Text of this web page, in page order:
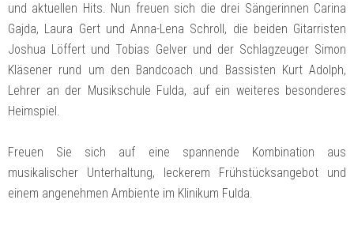
und aktuellen Hits. Nun freuen sich die drei Sängerinnen Carina
Gajda, Laura Gert und Anna-Lena Schroll, die beiden Gitarristen
Joshua Löffert und Tobias Gelver und der Schlagzeuger Simon
Kläsener rund um den Bandcoach und Bassisten Kurt Adolph,
Lehrer an der Musikschule Fulda, auf ein weiteres besonderes
Heimspiel.
Freuen Sie sich auf eine spannende Kombination aus
musikalischer Unterhaltung, leckerem Frühstücksangebot und
einem angenehmen Ambiente im Klinikum Fulda.